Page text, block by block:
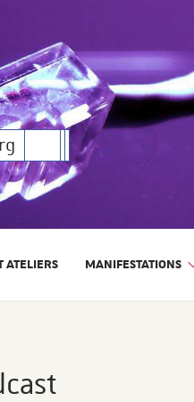
ATELIERS MANIFESTATIONS